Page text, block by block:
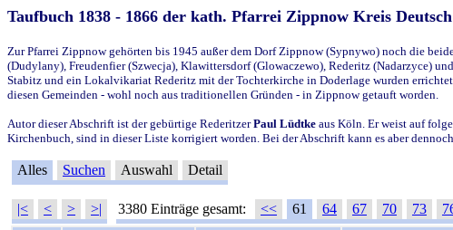
Taufbuch 1838 - 1866 der kath. Pfarrei Zippnow Kreis
Zur Pfarrei Zippnow gehörten bis 1945 außer dem Dorf Zippnow (Sypnywo) noch die
(Dudylany), Freudenfier (Szwecja), Klawittersdorf (Glowaczewo), Rederitz (Nadarzyce)
Stabitz und ein Lokalvikariat Rederitz mit der Tochterkirche in Doderlage wurden
diesen Gemeinden - wohl noch aus traditionellen Gründen - in Zippnow getauft worden.
Autor dieser Abschrift ist der gebürtige RederitzerPaul Lüdtke aus Köln. Er weist auf
Kirchenbuch, sind in dieser Liste korrigiert worden. Bei der Abschrift kann es aber
Alles Suchen Auswahl Detail
|< < > >| 3380 Einträge gesamt: << 61 64 67 70 73